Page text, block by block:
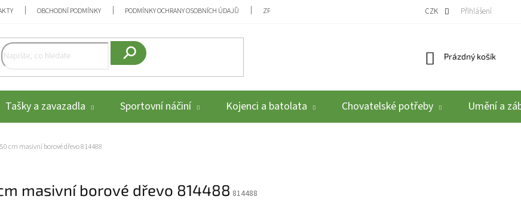
OBCHODNÍ PODMÍNKY PODMÍNKY OCHRANY OSOBNÍCH ÚDAJŮ ZPĚTNÝ ODBĚR VYSLOUŽILÝCH ELEKTROZAŘÍZENÍ / BATERIÍ REKLAMACE A
CZK Přihlášení
Nákupní košík
Prázdný košík
Tašky a zavazadla Sportovní náčiní Kojenci a batolata Chovatelské potřeby Umění a
cm masivní borové dřevo 814488
masivní borové dřevo 814488 814488